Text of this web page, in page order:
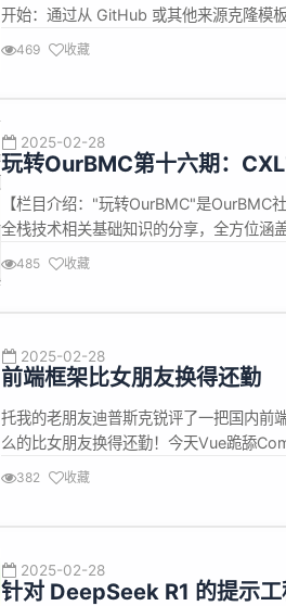
开始：通过从 GitHub 或其他来源克隆模
从 Repo 开始，并粘贴此链接以构建预置
469 收藏
2025-02-28
玩转OurBMC第十六期：CXL
【栏目介绍："玩转OurBMC"是OurBMC
全栈技术相关基础知识的分享，全方位涵
区将通过"玩转OurBMC"栏目，帮助开发
485 收藏
2025-02-28
前端框架比女朋友换得还勤
托我的老朋友迪普斯克锐评了一把国内前
么的比女朋友换得还勤！今天Vue跪舔
Components，后天Svelte吹爆"零运行
382 收藏
2025-02-28
针对 DeepSeek R1 的提示